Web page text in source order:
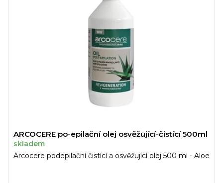
ARCOCERE po-epilační olej osvěžující-čistící 500ml
skladem
Arcocere podepilační čistící a osvěžující olej 500 ml - Aloe